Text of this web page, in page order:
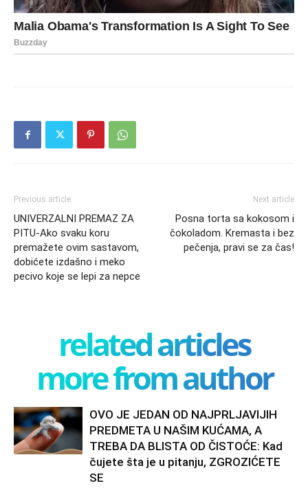
Previous article
UNIVERZALNI PREMAZ ZA
PITU-Ako svaku koru
premažete ovim sastavom,
dobićete izdašno i meko
pecivo koje se lepi za nepce
Next article
Posna torta sa kokosom i
čokoladom. Kremasta i bez
pečenja, pravi se za čas!
related articles
more from author
OVO JE JEDAN OD NAJPRLJAVIJIH
PREDMETA U NAŠIM KUĆAMA, A
TREBA DA BLISTA OD ČISTOĆE: Kad
čujete šta je u pitanju, ZGROZIĆETE
SE